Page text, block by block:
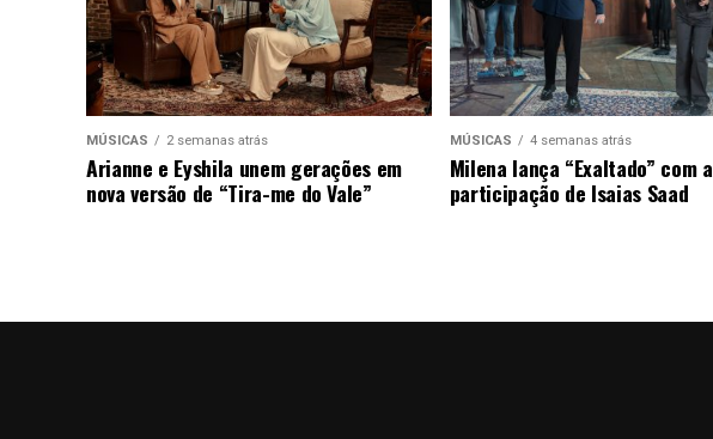
MÚSICAS 2 semanas atrás
Arianne e Eyshila unem gerações em
nova versão de “Tira-me do Vale”
MÚSICAS 4 semanas atrás
Milena lança “Exaltado” com a
participação de Isaias Saad